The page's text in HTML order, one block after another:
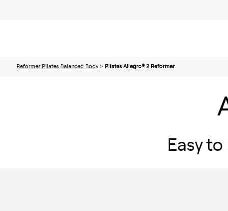
Reformer Pilates Balanced Body > Pilates Allegro® 2 Reformer
Easy